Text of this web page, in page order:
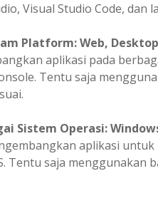
Visual Studio Code, dan
Platform: Web,
aplikasi pada
Tentu saja
Sistem Operasi:
aplikasi
Tentu saja menggunakan